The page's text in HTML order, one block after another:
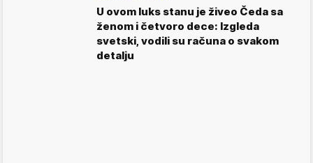
U ovom luks stanu je živeo Čeda sa
ženom i četvoro dece: Izgleda
svetski, vodili su računa o svakom
detalju